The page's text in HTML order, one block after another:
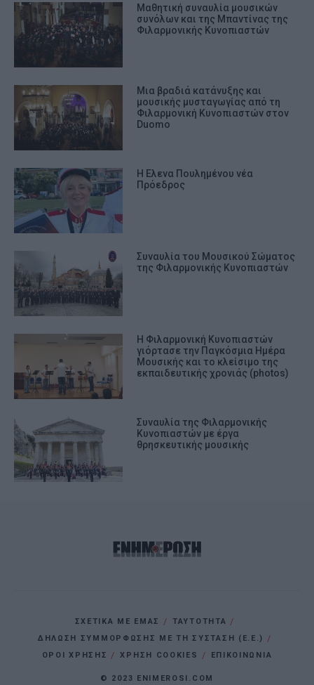
Μαθητική συναυλία μουσικών
συνόλων και της Μπαντίνας της
Φιλαρμονικής Κυνοπιαστών
Μια βραδιά κατάνυξης και
μουσικής μυσταγωγίας από τη
Φιλαρμονική Κυνοπιαστών στον
Duomo
Η Ελενα Πουλημένου νέα
Πρόεδρος
Συναυλία του Μουσικού Σώματος
της Φιλαρμονικής Κυνοπιαστών
Η Φιλαρμονική Κυνοπιαστών
γιόρτασε την Παγκόσμια Ημέρα
Μουσικής και το κλείσιμο της
εκπαιδευτικής χρονιάς (photos)
Συναυλία της Φιλαρμονικής
Κυνοπιαστών με έργα
θρησκευτικής μουσικής
ΣΧΕΤΙΚΑ ΜΕ ΕΜΑΣ
ΤΑΥΤΟΤΗΤΑ
ΔΗΛΩΣΗ ΣΥΜΜΟΡΦΩΣΗΣ ΜΕ ΤΗ ΣΥΣΤΑΣΗ (Ε.Ε.)
ΌΡΟΙ ΧΡΗΣΗΣ
ΧΡΗΣΗ COOKIES ΕΠΙΚΟΙΝΩΝΙΑ
© 2023 ENIMEROSI.COM